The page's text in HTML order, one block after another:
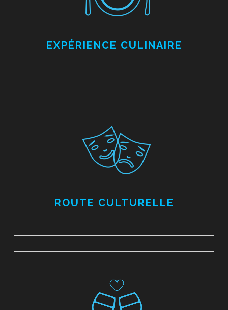
EXPÉRIENCE CULINAIRE
ROUTE CULTURELLE